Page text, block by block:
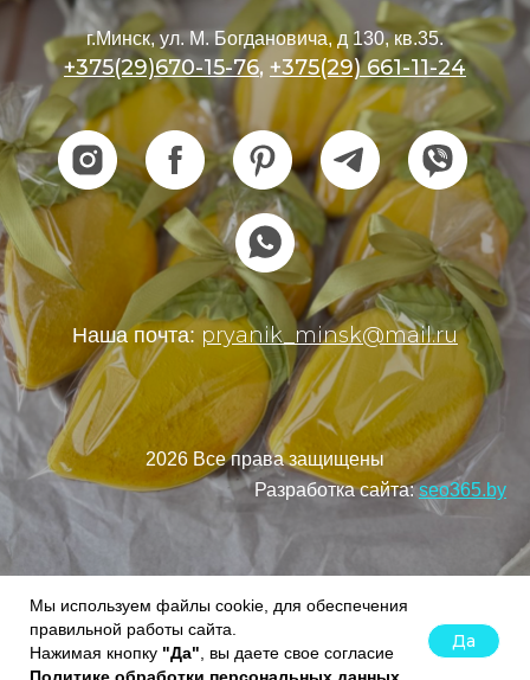
Мы используем файлы cookie, для обеспечения
правильной работы сайта.
Нажимая кнопку "Да" , вы даете свое согласие
Да
г.Минск, ул. М. Богдановича, д 130, кв.35.
+375(29)670-15-76, +375(29) 661-11-24
Наша почта: pryanik_minsk@mail.ru
2026 Все права защищены
Разработка сайта: seo365.by
Made on Tilda